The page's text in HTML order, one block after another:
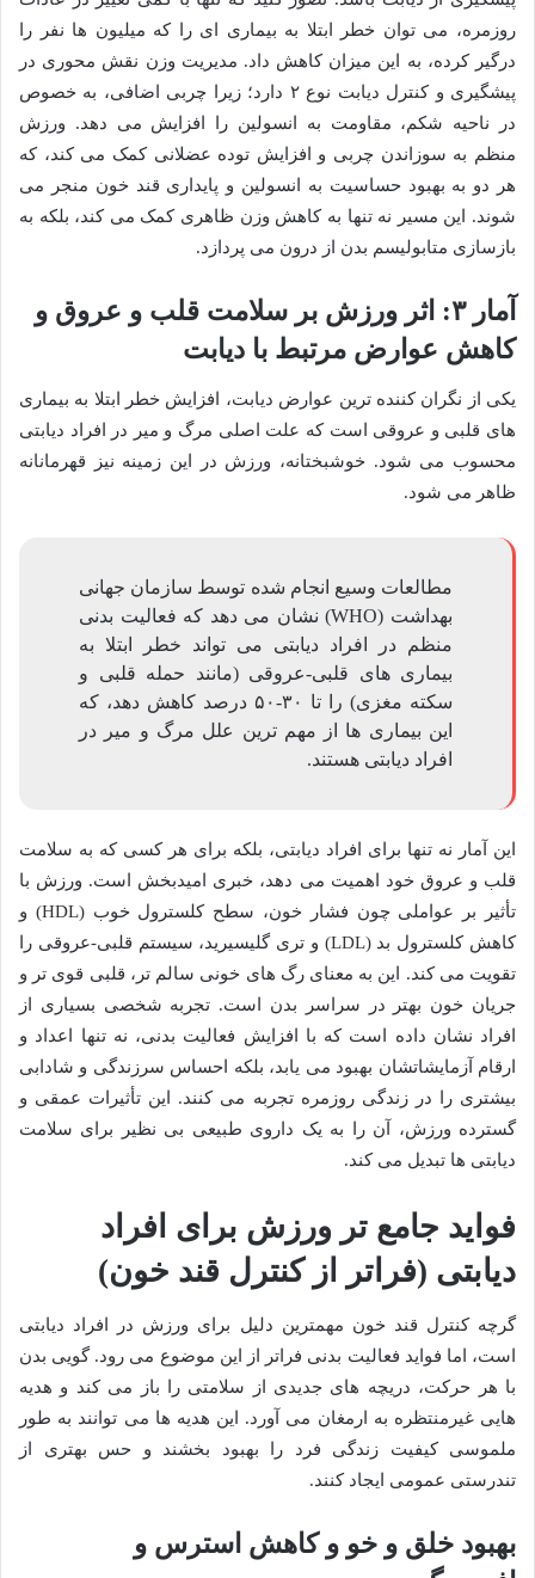
روزمره، می توان خطر ابتلا به بیماری ای را که میلیون ها نفر را
درگیر کرده، به این میزان کاهش داد. مدیریت وزن نقش محوری در
پیشگیری و کنترل دیابت نوع ۲ دارد؛ زیرا چربی اضافی، به خصوص
در ناحیه شکم، مقاومت به انسولین را افزایش می دهد. ورزش
منظم به سوزاندن چربی و افزایش توده عضلانی کمک می کند، که
هر دو به بهبود حساسیت به انسولین و پایداری قند خون منجر می
شوند. این مسیر نه تنها به کاهش وزن ظاهری کمک می کند، بلکه به
بازسازی متابولیسم بدن از درون می پردازد.
آمار ۳: اثر ورزش بر سلامت قلب و عروق و
کاهش عوارض مرتبط با دیابت
یکی از نگران کننده ترین عوارض دیابت، افزایش خطر ابتلا به بیماری
های قلبی و عروقی است که علت اصلی مرگ و میر در افراد دیابتی
محسوب می شود. خوشبختانه، ورزش در این زمینه نیز قهرمانانه
ظاهر می شود.
مطالعات وسیع انجام شده توسط سازمان جهانی
بهداشت (WHO) نشان می دهد که فعالیت بدنی
منظم در افراد دیابتی می تواند خطر ابتلا به
بیماری های قلبی-عروقی (مانند حمله قلبی و
سکته مغزی) را تا ۳۰-۵۰ درصد کاهش دهد، که
این بیماری ها از مهم ترین علل مرگ و میر در
افراد دیابتی هستند.
این آمار نه تنها برای افراد دیابتی، بلکه برای هر کسی که به سلامت
قلب و عروق خود اهمیت می دهد، خبری امیدبخش است. ورزش با
تأثیر بر عواملی چون فشار خون، سطح کلسترول خوب (HDL) و
کاهش کلسترول بد (LDL) و تری گلیسیرید، سیستم قلبی-عروقی را
تقویت می کند. این به معنای رگ های خونی سالم تر، قلبی قوی تر و
جریان خون بهتر در سراسر بدن است. تجربه شخصی بسیاری از
افراد نشان داده است که با افزایش فعالیت بدنی، نه تنها اعداد و
ارقام آزمایشاتشان بهبود می یابد، بلکه احساس سرزندگی و شادابی
بیشتری را در زندگی روزمره تجربه می کنند. این تأثیرات عمقی و
گسترده ورزش، آن را به یک داروی طبیعی بی نظیر برای سلامت
دیابتی ها تبدیل می کند.
فواید جامع تر ورزش برای افراد
دیابتی (فراتر از کنترل قند خون)
گرچه کنترل قند خون مهمترین دلیل برای ورزش در افراد دیابتی
است، اما فواید فعالیت بدنی فراتر از این موضوع می رود. گویی بدن
با هر حرکت، دریچه های جدیدی از سلامتی را باز می کند و هدیه
هایی غیرمنتظره به ارمغان می آورد. این هدیه ها می توانند به طور
ملموسی کیفیت زندگی فرد را بهبود بخشند و حس بهتری از
تندرستی عمومی ایجاد کنند.
بهبود خلق و خو و کاهش استرس و